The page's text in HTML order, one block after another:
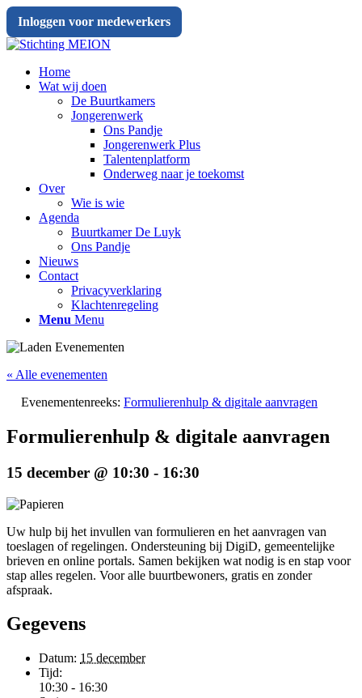
Inloggen voor medewerkers
Home
Wat wij doen
De Buurtkamers
Jongerenwerk
Ons Pandje
Jongerenwerk Plus
Talentenplatform
Onderweg naar je toekomst
Over
Wie is wie
Agenda
Buurtkamer De Luyk
Ons Pandje
Nieuws
Contact
Privacyverklaring
Klachtenregeling
Menu Menu
« Alle evenementen
Evenementenreeks: Formulierenhulp & digitale aanvragen
Formulierenhulp & digitale aanvragen
15 december @ 10:30 - 16:30
Uw hulp bij het invullen van formulieren en het aanvragen van
toeslagen of regelingen. Ondersteuning bij DigiD, gemeentelijke
brieven en online portals. Samen bekijken wat nodig is en stap voor
stap alles regelen. Voor alle buurtbewoners, gratis en zonder
afspraak.
Gegevens
Datum: 15 december
Tijd:
10:30 - 16:30